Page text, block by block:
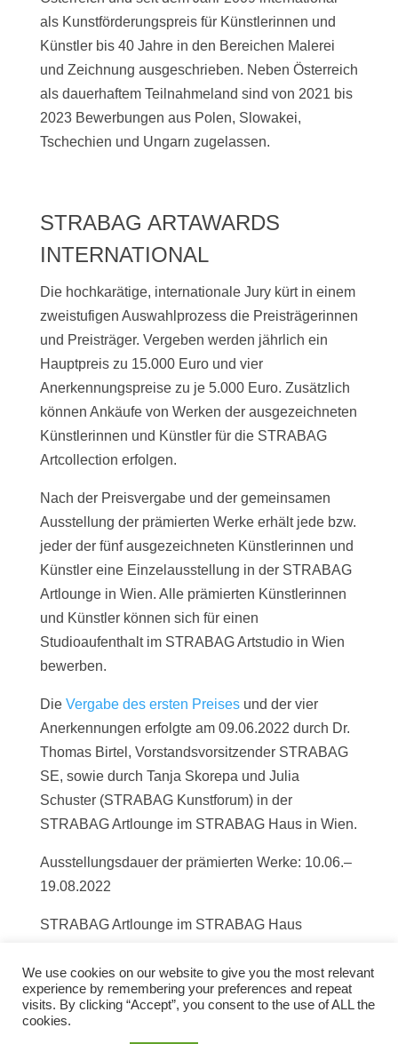
als Kunstförderungspreis für Künstlerinnen und
Künstler bis 40 Jahre in den Bereichen Malerei
und Zeichnung ausgeschrieben. Neben Österreich
als dauerhaftem Teilnahmeland sind von 2021 bis
2023 Bewerbungen aus Polen, Slowakei,
Tschechien und Ungarn zugelassen.
STRABAG ARTAWARDS
INTERNATIONAL
Die hochkarätige, internationale Jury kürt in einem
zweistufigen Auswahlprozess die Preisträgerinnen
und Preisträger. Vergeben werden jährlich ein
Hauptpreis zu 15.000 Euro und vier
Anerkennungspreise zu je 5.000 Euro. Zusätzlich
können Ankäufe von Werken der ausgezeichneten
Künstlerinnen und Künstler für die STRABAG
Artcollection erfolgen.
Nach der Preisvergabe und der gemeinsamen
Ausstellung der prämierten Werke erhält jede bzw.
jeder der fünf ausgezeichneten Künstlerinnen und
Künstler eine Einzelausstellung in der STRABAG
Artlounge in Wien. Alle prämierten Künstlerinnen
und Künstler können sich für einen
Studioaufenthalt im STRABAG Artstudio in Wien
bewerben.
Die Vergabe des ersten Preisesund der vier
Anerkennungen erfolgte am 09.06.2022 durch Dr.
Thomas Birtel, Vorstandsvorsitzender STRABAG
SE, sowie durch Tanja Skorepa und Julia
Schuster (STRABAG Kunstforum) in der
STRABAG Artlounge im STRABAG Haus in Wien.
Ausstellungsdauer der prämierten Werke: 10.06.–
19.08.2022
STRABAG Artlounge im STRABAG Haus
1220 Wien
We use cookies on our website to give you the most relevant
experience by remembering your preferences and repeat
visits. By clicking “Accept”, you consent to the use of ALL the
cookies.